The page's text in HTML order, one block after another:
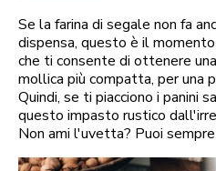
Se la farina di segale non fa
dispensa, questo è il
che ti consente di ottenere
mollica più compatta, per una
Quindi, se ti piacciono i panini
questo impasto rustico
Non ami l'uvetta? Puoi